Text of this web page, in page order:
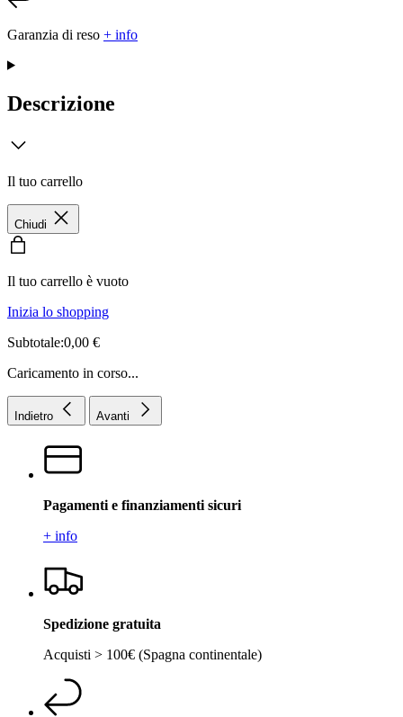
Garanzia di reso + info
Descrizione
Il tuo carrello
Chiudi
Il tuo carrello è vuoto
Inizia lo shopping
Subtotale:0,00 €
Caricamento in corso...
Indietro Avanti
Pagamenti e finanziamenti sicuri
+ info
Spedizione gratuita
Acquisti > 100€ (Spagna continentale)